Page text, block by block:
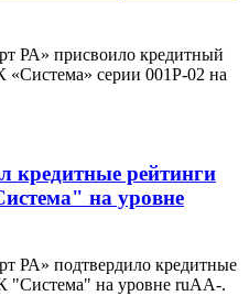
РА» присвоило кредитный
серии 001P-02 на
кредитные рейтинги
на уровне
РА» подтвердило кредитные
на уровне ruAA-.